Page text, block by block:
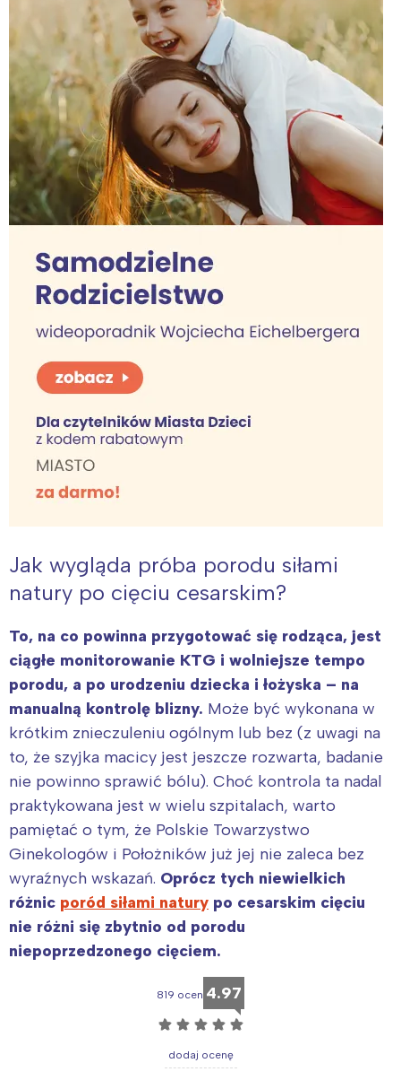
Jak wygląda próba porodu siłami
natury po cięciu cesarskim?
To, na co powinna przygotować się rodząca, jest
ciągłe monitorowanie KTG i wolniejsze tempo
porodu, a po urodzeniu dziecka i łożyska – na
manualną kontrolę blizny. Może być wykonana w
krótkim znieczuleniu ogólnym lub bez (z uwagi na
to, że szyjka macicy jest jeszcze rozwarta, badanie
nie powinno sprawić bólu). Choć kontrola ta nadal
praktykowana jest w wielu szpitalach, warto
pamiętać o tym, że Polskie Towarzystwo
Ginekologów i Położników już jej nie zaleca bez
wyraźnych wskazań. Oprócz tych niewielkich
różnic poród siłami natury po cesarskim cięciu
nie różni się zbytnio od porodu
niepoprzedzonego cięciem.
819 ocen 4.97
☆ ☆ ☆ ☆ ☆
dodaj ocenę
Interesują mnie wydarzenia z
tego regionu:
Warszawa
Łódź
Trójmiasto
Poznań
Wrocław
Śląsk
Kraków
Południe
Północ
Wybieram